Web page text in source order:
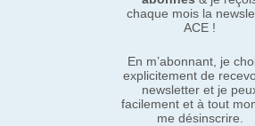
chaque mois la
ACE !
En m’abonnant, je
explicitement de
newsletter et je
facilement et à tout
me désinscrire.